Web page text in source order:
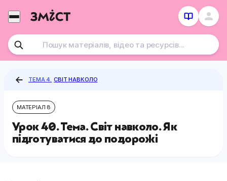
Перейти
до
ТЕМА 4. СВІТ НАВКОЛО
МАТЕРІАЛ 8
Урок 40. Тема. Світ навколо. Як
підготуватися до подорожі